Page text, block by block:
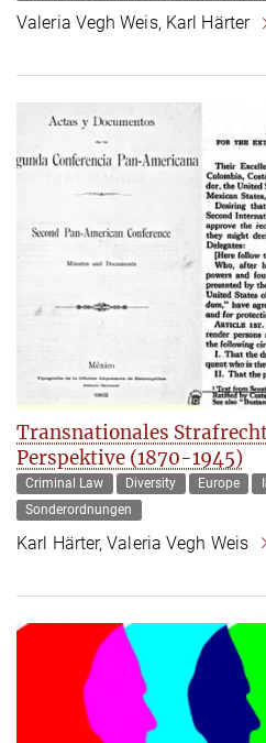
Valeria Vegh Weis, Karl Härter
Transnationales
Perspektive (1870-1945)
Criminal Law Diversity Europe
Sonderordnungen
Karl Härter, Valeria Vegh Weis